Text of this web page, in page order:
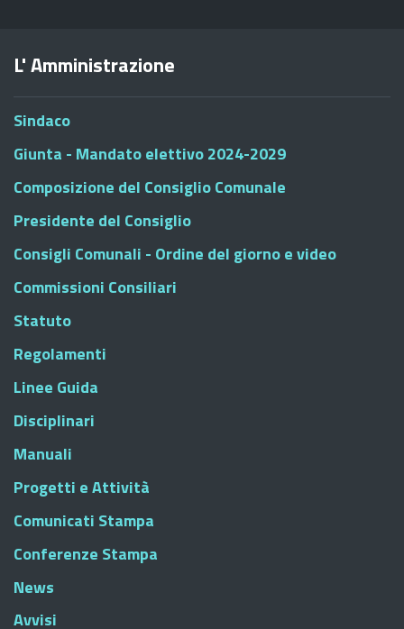
L' Amministrazione
Sindaco
Giunta - Mandato elettivo 2024-2029
Composizione del Consiglio Comunale
Presidente del Consiglio
Consigli Comunali - Ordine del giorno e video
Commissioni Consiliari
Statuto
Regolamenti
Linee Guida
Disciplinari
Manuali
Progetti e Attività
Comunicati Stampa
Conferenze Stampa
News
Avvisi